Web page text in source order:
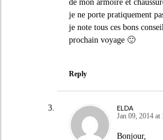
de mon armoire et
je ne porte pratiquement
je note tous ces bons
prochain voyage 🙂
Reply
ELDA
Jan 09, 2014 at
Bonjour,